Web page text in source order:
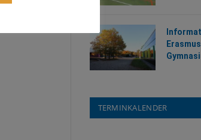
TERMINKALENDER